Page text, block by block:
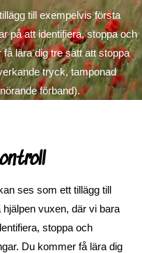
till exempelvis första
på att identifiera, stoppa och
lära dig tre sätt att stoppa
tryck, tamponad
förband).
ses som ett tillägg till
vuxen, där vi bara
stoppa och
Du kommer få lära dig